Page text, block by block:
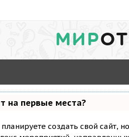
МИР
на первые места?
создать свой сайт,